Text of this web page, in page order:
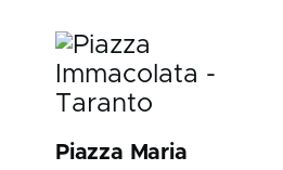
Piazza Maria